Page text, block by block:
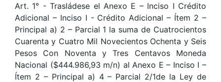
Art. 1° - Trasládese el Anexo E – Inciso I Crédito
Adicional – Inciso I - Crédito Adicional – Ítem 2 –
Principal a) 2 – Parcial 1 la suma de Cuatrocientos
Cuarenta y Cuatro Mil Novecientos Ochenta y Seis
Pesos Con Noventa y Tres Centavos Moneda
Nacional ($444.986,93 m/n) al Anexo E – Inciso I –
Ítem 2 – Principal a) 4 – Parcial 2/1de la Ley de